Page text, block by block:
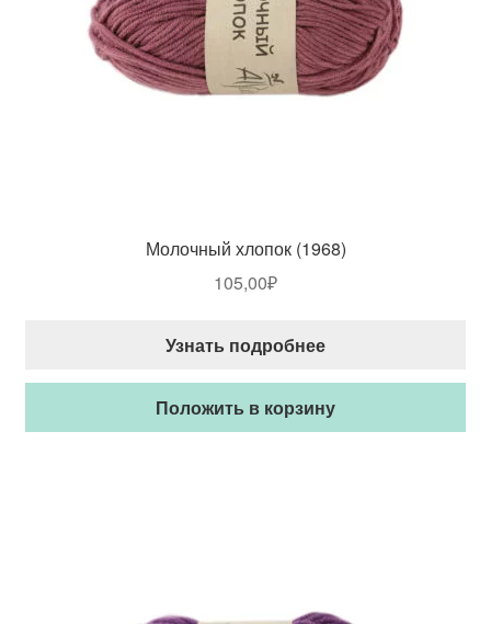
Молочный хлопок (1968)
105,00₽
Узнать подробнее
Положить в корзину